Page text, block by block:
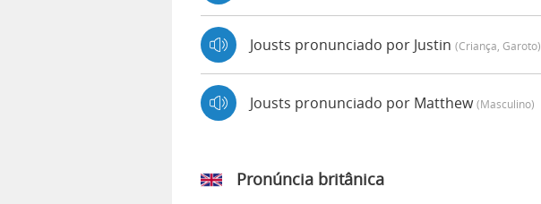
Jousts pronunciado por Justin (criança, Garoto)
Jousts pronunciado por Matthew(masculino)
Pronúncia britânica